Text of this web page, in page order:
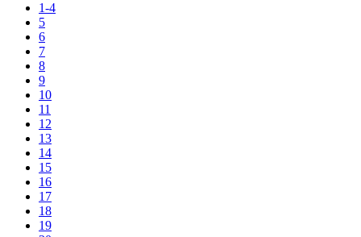
1-4
5
6
7
8
9
10
11
12
13
14
15
16
17
18
19